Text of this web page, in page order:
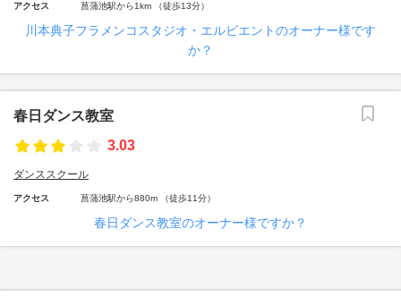
アクセス 菖蒲池駅から1km （徒歩13分）
川本典子フラメンコスタジオ・エルビエントのオーナー様です
か？
春日ダンス教室
3.03
ダンススクール
アクセス 菖蒲池駅から880m （徒歩11分）
春日ダンス教室のオーナー様ですか？